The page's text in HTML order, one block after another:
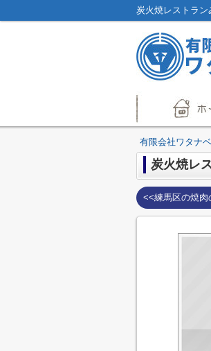
炭火焼レストラ
有限会社ワタナ
炭火焼レ
<<練馬区の焼肉